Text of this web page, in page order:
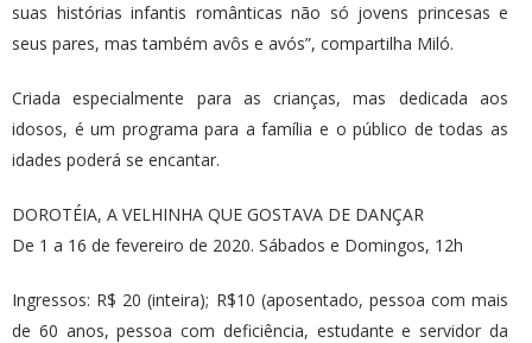
suas histórias infantis românticas não só jovens princesas e
seus pares, mas também avôs e avós”, compartilha Miló.
Criada especialmente para as crianças, mas dedicada aos
idosos, é um programa para a família e o público de todas as
idades poderá se encantar.
DOROTÉIA, A VELHINHA QUE GOSTAVA DE DANÇAR
De 1 a 16 de fevereiro de 2020. Sábados e Domingos, 12h
Ingressos: R$ 20 (inteira); R$10 (aposentado, pessoa com mais
de 60 anos, pessoa com deficiência, estudante e servidor da